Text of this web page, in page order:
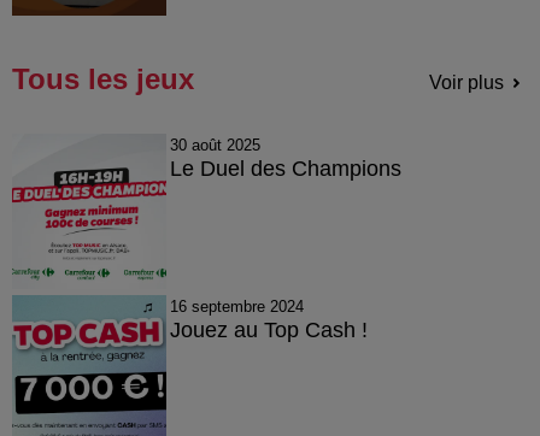
Tous les jeux Voir plus
30 août 2025
Le Duel des Champions
16 septembre 2024
Jouez au Top Cash !